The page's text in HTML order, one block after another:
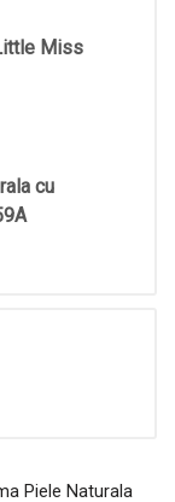
Miss
cu
Piele Naturala